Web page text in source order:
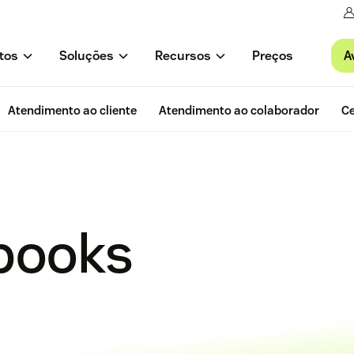
Soluções Recursos Preços
Atendimento ao cliente Atendimento ao colaborador